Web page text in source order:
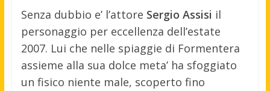
Senza dubbio e’ l’attore Sergio Assisi il
personaggio per eccellenza dell’estate
2007. Lui che nelle spiaggie di Formentera
assieme alla sua dolce meta’ ha sfoggiato
un fisico niente male, scoperto fino